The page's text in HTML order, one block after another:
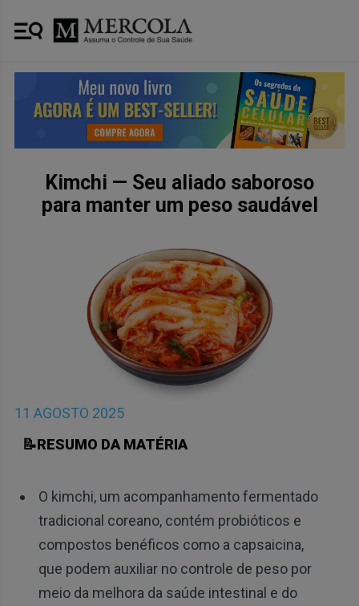
Kimchi — Seu aliado saboroso
para manter um peso saudável
11 AGOSTO 2025
📝RESUMO DA MATÉRIA
O kimchi, um acompanhamento fermentado
tradicional coreano, contém probióticos e
compostos benéficos como a capsaicina,
que podem auxiliar no controle de peso por
meio da melhora da saúde intestinal e do